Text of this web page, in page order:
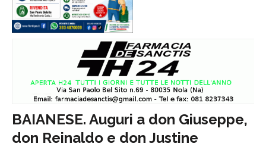
BAIANESE. Auguri a don Giuseppe,
don Reinaldo e don Justine